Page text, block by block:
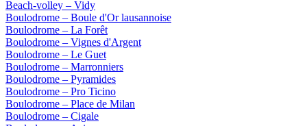
Beach-volley – Vidy
Boulodrome – Boule d'Or lausannoise
Boulodrome – La Forêt
Boulodrome – Vignes d'Argent
Boulodrome – Le Guet
Boulodrome – Marronniers
Boulodrome – Pyramides
Boulodrome – Pro Ticino
Boulodrome – Place de Milan
Boulodrome – Cigale